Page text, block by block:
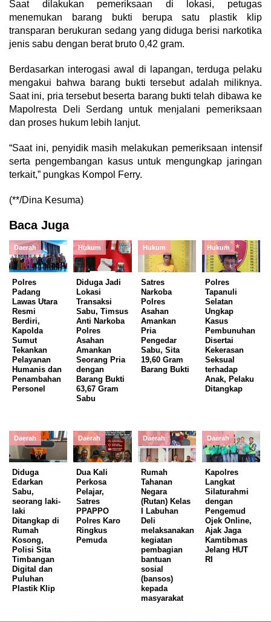
Saat dilakukan pemeriksaan di lokasi, petugas
menemukan barang bukti berupa satu plastik klip
transparan berukuran sedang yang diduga berisi narkotika
jenis sabu dengan berat bruto 0,42 gram.
Berdasarkan interogasi awal di lapangan, terduga pelaku
mengakui bahwa barang bukti tersebut adalah miliknya.
Saat ini, pria tersebut beserta barang bukti telah dibawa ke
Mapolresta Deli Serdang untuk menjalani pemeriksaan
dan proses hukum lebih lanjut.
“Saat ini, penyidik masih melakukan pemeriksaan intensif
serta pengembangan kasus untuk mengungkap jaringan
terkait,” pungkas Kompol Ferry.
(**/Dina Kesuma)
Baca Juga
Daerah
Polres
Padang
Lawas Utara
Resmi
Berdiri,
Kapolda
Sumut
Tekankan
Pelayanan
Humanis dan
Penambahan
Personel
Hukum
Diduga Jadi
Lokasi
Transaksi
Sabu, Timsus
Anti Narkoba
Polres
Asahan
Amankan
Seorang Pria
dengan
Barang Bukti
63,67 Gram
Sabu
Hukum
Satres
Narkoba
Polres
Asahan
Amankan
Pria
Pengedar
Sabu, Sita
19,60 Gram
Barang Bukti
Hukum
Polres
Tapanuli
Selatan
Ungkap
Kasus
Pembunuhan
Disertai
Kekerasan
Seksual
terhadap
Anak, Pelaku
Ditangkap
Daerah
Diduga
Edarkan
Sabu,
seorang laki-
laki
Ditangkap di
Rumah
Kosong,
Polisi Sita
Timbangan
Digital dan
Puluhan
Plastik Klip
Daerah
Dua Kali
Perkosa
Pelajar,
Satres
PPAPPO
Polres Karo
Ringkus
Pemuda
Daerah
Rumah
Tahanan
Negara
(Rutan) Kelas
I Labuhan
Deli
melaksanakan
kegiatan
pembagian
bantuan
sosial
(bansos)
kepada
masyarakat
Daerah
Kapolres
Langkat
Silaturahmi
dengan
Pengemud
Ojek Online,
Ajak Jaga
Kamtibmas
Jelang HUT
RI